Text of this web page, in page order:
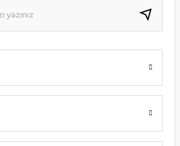
alternatifler olmalı.
Gönder